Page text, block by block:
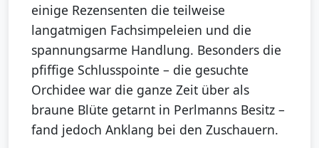
einige Rezensenten die teilweise
langatmigen Fachsimpeleien und die
spannungsarme Handlung. Besonders die
pfiffige Schlusspointe – die gesuchte
Orchidee war die ganze Zeit über als
braune Blüte getarnt in Perlmanns Besitz –
fand jedoch Anklang bei den Zuschauern.